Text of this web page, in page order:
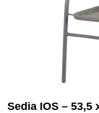
Sedia IOS – 53,5